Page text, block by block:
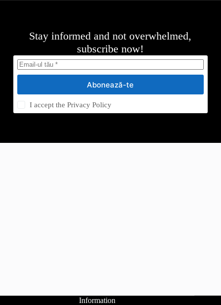
Stay informed and not overwhelmed,
subscribe now!
Abonează-te
I accept thePrivacy Policy
Information